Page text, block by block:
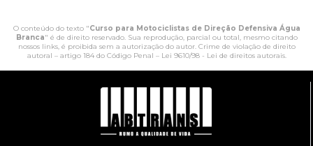
O conteúdo do texto "Curso para Motociclistas de Direção Defensiva Água
Branca" é de direito reservado. Sua reprodução, parcial ou total, mesmo citando
nossos links, é proibida sem a autorização do autor. Crime de violação de direito
autoral – artigo 184 do Código Penal – Lei 9610/98 - Lei de direitos autorais.